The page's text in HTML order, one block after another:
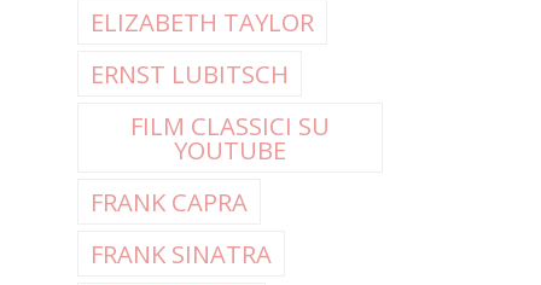
ELIZABETH TAYLOR
ERNST LUBITSCH
FILM CLASSICI SU
YOUTUBE
FRANK CAPRA
FRANK SINATRA